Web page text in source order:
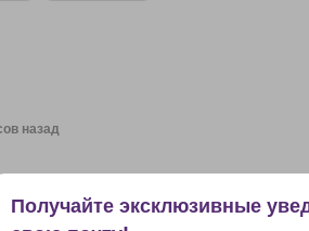
назад
000 руб./месяц